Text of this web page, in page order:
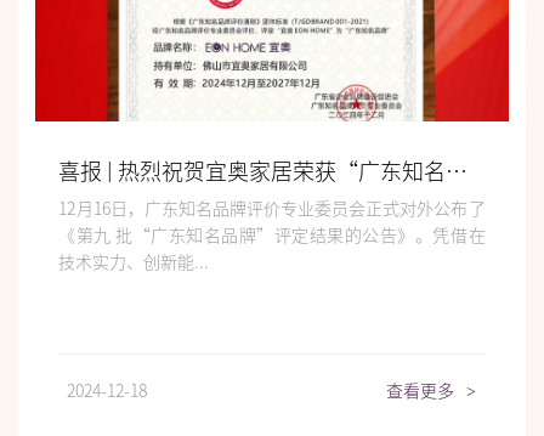
喜报 | 热烈祝贺宜奥家居荣获“广东知名品牌”荣誉
12月16日，广东知名品牌评价专业委员会正式对外公布了
《第九 批“广东知名品牌”评定结果的公告》。凭借在
技术实力、创新能...
2024-12-18 查看更多 >